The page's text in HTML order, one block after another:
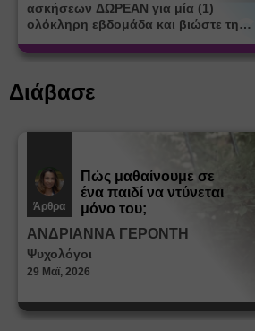
ασκήσεων ΔΩΡΕΑΝ για μία (1)
ολόκληρη εβδομάδα και βιώστε τη
learn.gr* * Αφορά νέες εγγραφές
Διάβασε
Άρθρα
Πώς μαθαίνουμε σε
ένα παιδί να ντύνεται
μόνο του;
ΑΝΔΡΙΑΝΝΑ ΓΕΡΟΝΤΗ
Ψυχολόγοι
29 Μαϊ, 2026